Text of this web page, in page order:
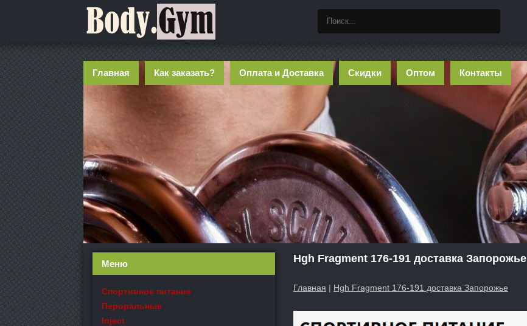
Главная Как заказать? Оплата и Доставка Скидки Оптом Контакты
Hgh Fragment 176-191 доставка Запорожье
Главная | Hgh Fragment 176-191 доставка Запорожье
Меню
Спортивное питание
Пероральные
Inject